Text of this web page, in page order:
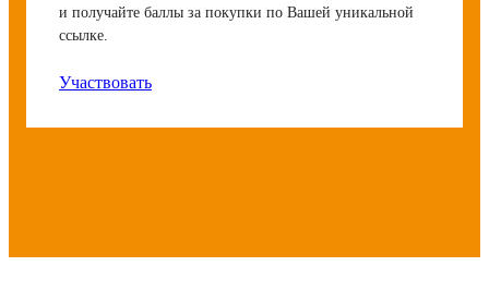
и получайте баллы за покупки по Вашей уникальной
ссылке.
Участвовать